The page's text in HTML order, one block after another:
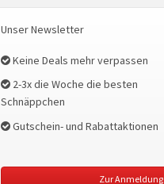
Unser Newsletter
Keine Deals mehr verpassen
2-3x die Woche die besten
Schnäppchen
Gutschein- und Rabattaktionen
Zur Anmeldung